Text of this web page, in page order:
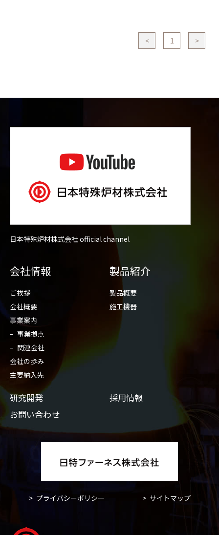
< 1 >
日本特殊炉材株式会社 official channel
会社情報
ご挨拶
会社概要
事業案内
事業拠点
関連会社
会社の歩み
主要納入先
製品紹介
製品概要
施工機器
研究開発
採用情報
お問い合わせ
プライバシーポリシー サイトマップ